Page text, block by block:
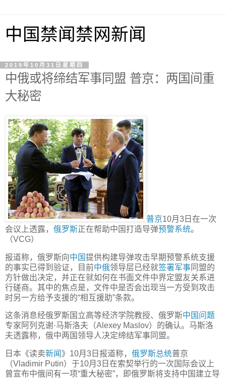
中国禁闻禁网新闻
2019年10月31日星期四
中俄或将缔结军事同盟 普京：两国间重
大秘密
普京10月3日在一次
会议上透露， 俄罗斯正在帮助中国打造导弹预警系统。
（VCG）
报道称，俄罗斯向中国提供构建导弹攻击早期预警系统支援
的事实已得到验证，目前中俄领导层已经就签署军事 同盟的
方针做出决定，并正在就如何在书面文件中界定盟友关系进
行磋商。其中的焦点是，文件中是否会出现当一方受到攻击
时另一方给予支援的“相互援助”条款。
这条消息经俄罗斯国立高等经济学院教授、俄罗斯中国问题
专家阿列克谢·马斯洛夫（Alexey Maslov）的确认。马斯洛
夫透露称，俄中两国领导人决定缔结军事同盟。
日本《读卖新闻 》10月3日报道称， 俄罗斯总统普京
（Vladimir Putin）于10月3日在索契举行的一次国际会议上
曾宣布中俄间有一项“重大秘密”，即俄罗斯将支持中国建立导